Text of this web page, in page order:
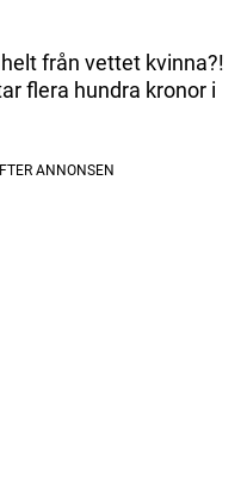
från vettet kvinna?!
flera hundra kronor i